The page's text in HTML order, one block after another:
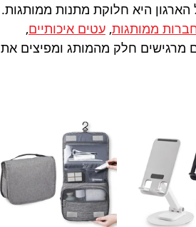
היא חלוקת מתנות ממותגות.
ממותגות, עטים איכותיים,
מרגישים חלק מהמותג ומפיצים את